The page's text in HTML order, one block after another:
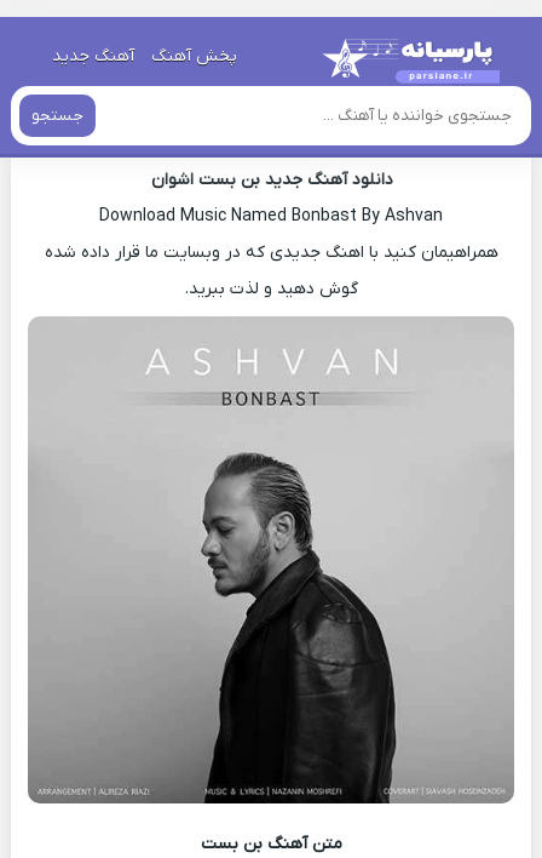
پخش آهنگ آهنگ جدید
جستجو
خانه » دانلود آهنگ جدید
اهنگ اشوان بن بست جدید
دانلود آهنگ جدید بن بست اشوان
Download Music Named Bonbast By Ashvan
همراهیمان کنید با اهنگ جدیدی که در وبسایت ما قرار داده شده
گوش دهید و لذت ببرید.
متن آهنگ بن بست